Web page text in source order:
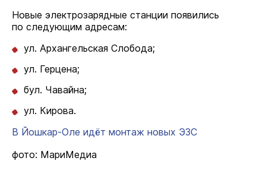
Новые электрозарядные станции появились
по следующим адресам:
ул. Архангельская Слобода;
ул. Герцена;
бул. Чавайна;
ул. Кирова.
В Йошкар-Оле идёт монтаж новых ЭЗС
фото: МариМедиа